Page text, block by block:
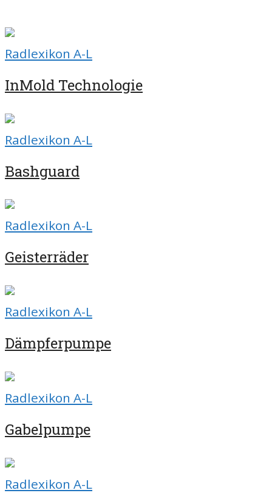
Radlexikon A-L
InMold Technologie
Radlexikon A-L
Bashguard
Radlexikon A-L
Geisterräder
Radlexikon A-L
Dämpferpumpe
Radlexikon A-L
Gabelpumpe
Radlexikon A-L